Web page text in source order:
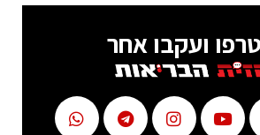
ועקבו אחר